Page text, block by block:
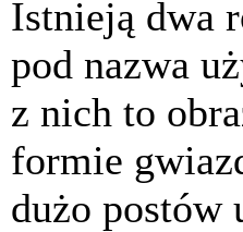
Istnieją dwa
pod nazwa
z nich to
formie
dużo postów